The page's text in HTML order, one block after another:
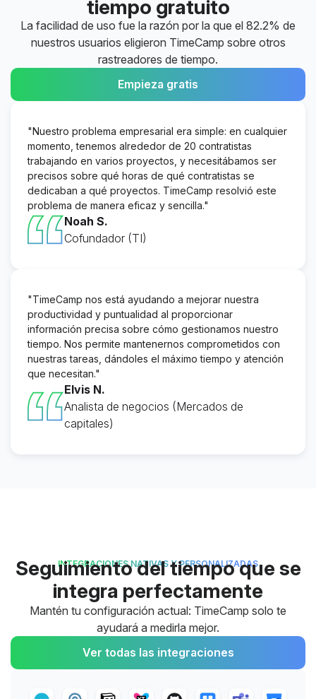
tiempo gratuito
La facilidad de uso fue la razón por la que el 82.2% de
nuestros usuarios eligieron TimeCamp sobre otros
rastreadores de tiempo.
Empieza gratis
"Nuestro problema empresarial era simple: en cualquier
momento, tenemos alrededor de 20 contratistas
trabajando en varios proyectos, y necesitábamos ser
precisos sobre qué horas de qué contratistas se
dedicaban a qué proyectos. TimeCamp resolvió este
problema de manera eficaz y sencilla."
Noah S.
Cofundador (TI)
"TimeCamp nos está ayudando a mejorar nuestra
productividad y puntualidad al proporcionar
información precisa sobre cómo gestionamos nuestro
tiempo. Nos permite mantenernos comprometidos con
nuestras tareas, dándoles el máximo tiempo y atención
que necesitan."
Elvis N.
Analista de negocios (Mercados de
capitales)
INTEGRACIONES NATIVAS Y PERSONALIZADAS
Seguimiento del tiempo que se
integra perfectamente
Mantén tu configuración actual: TimeCamp solo te
ayudará a medirla mejor.
Ver todas las integraciones